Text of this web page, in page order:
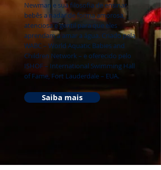
Newman e sua filosofia de ensinar
bebês a nadar de forma amorosa,
atenciosa e gentil para que eles
aprendam a amar a água. Criado pela
WABC – World Aquatic Babies and
Children Network – e oferecido pelo
ISHOF – International Swimming Hall
of Fame, Fort Lauderdale – EUA.
Saiba mais